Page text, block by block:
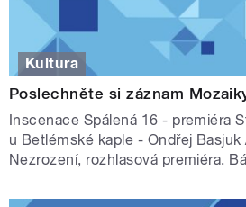
Kultura
Poslechněte si záznam
Inscenace Spálená 16 - premiéra
u Betlémské kaple - Ondřej
Nezrození, rozhlasová premiéra.